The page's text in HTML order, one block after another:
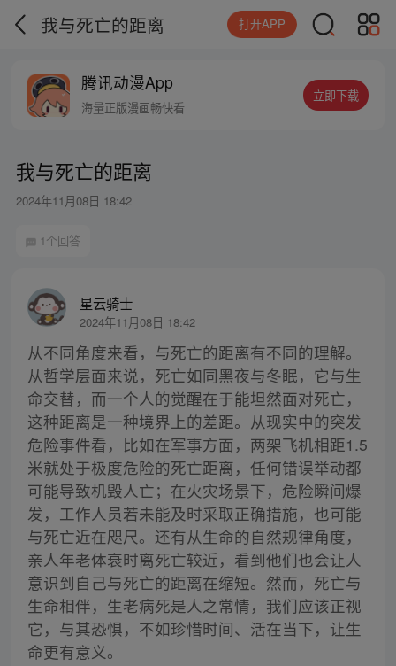
我与死亡的距离 打开APP
腾讯动漫App
海量正版漫画畅快看
立即下载
我与死亡的距离
2024年11月08日 18:42
1个回答
星云骑士
2024年11月08日 18:42
从不同角度来看，与死亡的距离有不同的理解。
从哲学层面来说，死亡如同黑夜与冬眠，它与生
命交替，而一个人的觉醒在于能坦然面对死亡，
这种距离是一种境界上的差距。从现实中的突发
危险事件看，比如在军事方面，两架飞机相距1.5
米就处于极度危险的死亡距离，任何错误举动都
可能导致机毁人亡；在火灾场景下，危险瞬间爆
发，工作人员若未能及时采取正确措施，也可能
与死亡近在咫尺。还有从生命的自然规律角度，
亲人年老体衰时离死亡较近，看到他们也会让人
意识到自己与死亡的距离在缩短。然而，死亡与
生命相伴，生老病死是人之常情，我们应该正视
它，与其恐惧，不如珍惜时间、活在当下，让生
命更有意义。